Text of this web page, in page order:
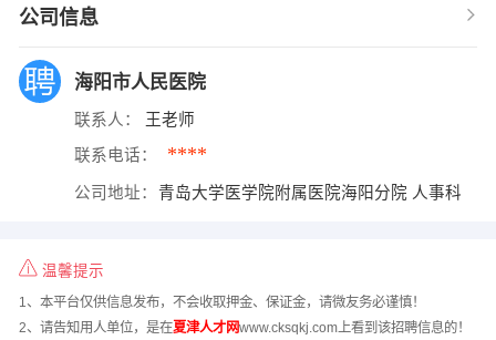
公司信息
海阳市人民医院
联系人： 王老师
联系电话： ****
公司地址： 青岛大学医学院附属医院海阳分院 人事科
温馨提示
1、本平台仅供信息发布，不会收取押金、保证金，请微友务必谨慎！
2、请告知用人单位，是在夏津人才网www.cksqkj.com上看到该招聘信息的！